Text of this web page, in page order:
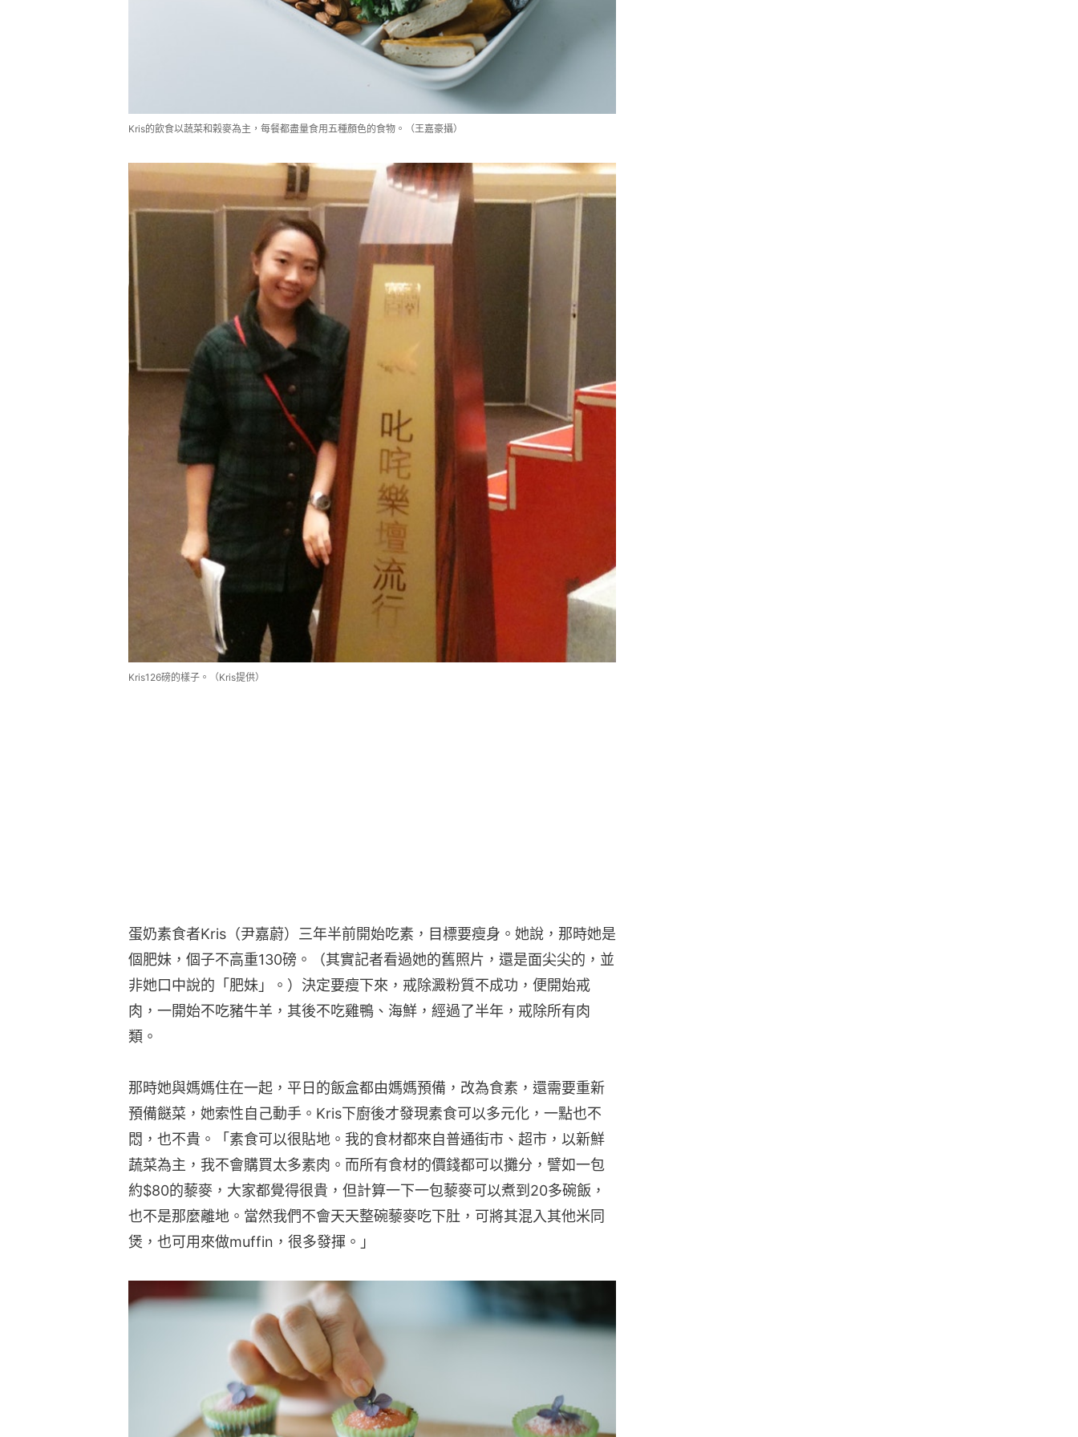
Kris的飲食以蔬菜和榖麥為主，每餐都盡量食用五種顏色的食物。（王嘉豪攝）
Kris126磅的樣子。（Kris提供）
蛋奶素食者Kris（尹嘉蔚）三年半前開始吃素，目標要瘦身。她說，那時她是
個肥妹，個子不高重130磅。（其實記者看過她的舊照片，還是面尖尖的，並
非她口中說的「肥妹」。）決定要瘦下來，戒除澱粉質不成功，便開始戒
肉，一開始不吃豬牛羊，其後不吃雞鴨、海鮮，經過了半年，戒除所有肉
類。
那時她與媽媽住在一起，平日的飯盒都由媽媽預備，改為食素，還需要重新
預備餸菜，她索性自己動手。Kris下廚後才發現素食可以多元化，一點也不
悶，也不貴。「素食可以很貼地。我的食材都來自普通街市、超市，以新鮮
蔬菜為主，我不會購買太多素肉。而所有食材的價錢都可以攤分，譬如一包
約$80的藜麥，大家都覺得很貴，但計算一下一包藜麥可以煮到20多碗飯，
也不是那麼離地。當然我們不會天天整碗藜麥吃下肚，可將其混入其他米同
煲，也可用來做muffin，很多發揮。」